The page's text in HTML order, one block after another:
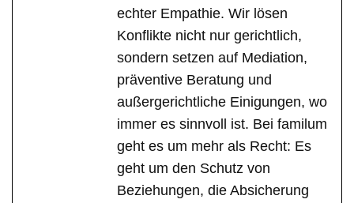
echter Empathie. Wir lösen
Konflikte nicht nur gerichtlich,
sondern setzen auf Mediation,
präventive Beratung und
außergerichtliche Einigungen, wo
immer es sinnvoll ist. Bei familum
geht es um mehr als Recht: Es
geht um den Schutz von
Beziehungen, die Absicherung